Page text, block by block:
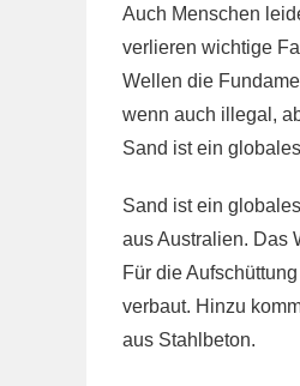
Auch Menschen
verlieren wichtige
Wellen die
wenn auch illegal,
Sand ist ein
Sand ist ein
aus Australien. Das
Für die
verbaut. Hinzu
aus Stahlbeton.